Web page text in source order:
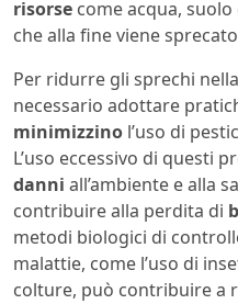
risorse come acqua,
che alla fine viene
Per ridurre gli sprechi
necessario adottare
minimizzino l’uso di
L’uso eccessivo di questi
danni all’ambiente e alla
contribuire alla perdita di
metodi biologici di
malattie, come l’uso di
colture, può contribuire a